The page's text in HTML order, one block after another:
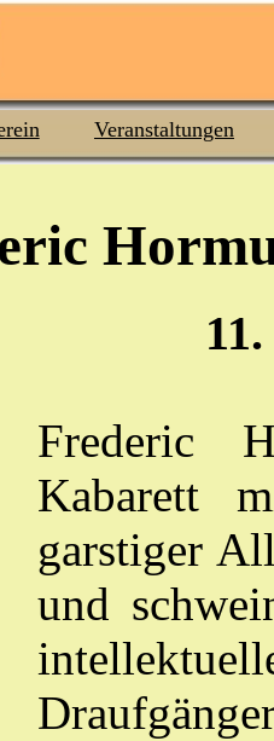
Veranstaltungen
Frederic
Kabarett
garstiger
und